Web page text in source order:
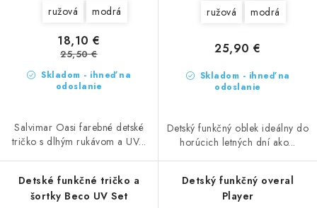
ružová modrá
Skladom - ihneď na
odoslanie
18,10 €
25,50 €
Salvimar Oasi farebné detské
tričko s dlhým rukávom a UV...
ružová modrá
Skladom - ihneď na
odoslanie
25,90 €
Detský funkčný oblek ideálny do
horúcich letných dní ako...
Detské funkčné tričko a
šortky Beco UV Set
Detský funkčný overal
Player